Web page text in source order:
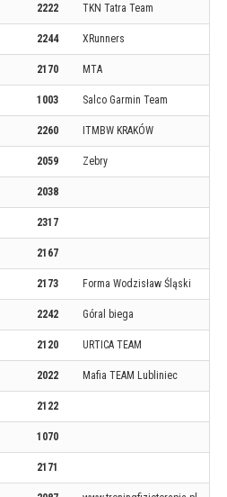
2222 TKN Tatra Team
2244 XRunners
2170 MTA
1003 Salco Garmin Team
2260 ITMBW KRAKÓW
2059 Zebry
2038
2317
2167
2173 Forma Wodzisław Śląski
2242 Góral biega
2120 URTICA TEAM
2022 Mafia TEAM Lubliniec
2122
1070
2171